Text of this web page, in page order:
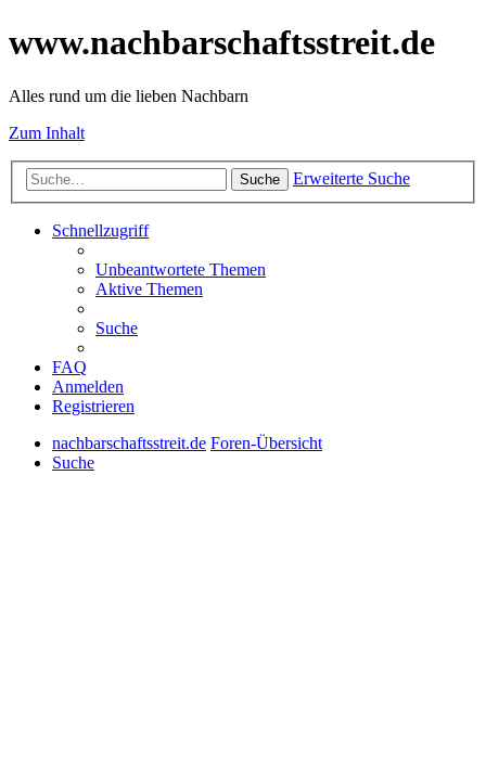
www.nachbarschaftsstreit.de
Alles rund um die lieben Nachbarn
Zum Inhalt
Suche Erweiterte Suche
Schnellzugriff
Unbeantwortete Themen
Aktive Themen
Suche
FAQ
Anmelden
Registrieren
nachbarschaftsstreit.de Foren-Übersicht
Suche